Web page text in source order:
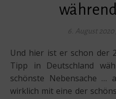
6. August 2020
Und hier ist er schon der 2. Teil zu meinem Kurztrip
Tipp in Deutschland
schönste Nebensache …
wirklich mit eine der